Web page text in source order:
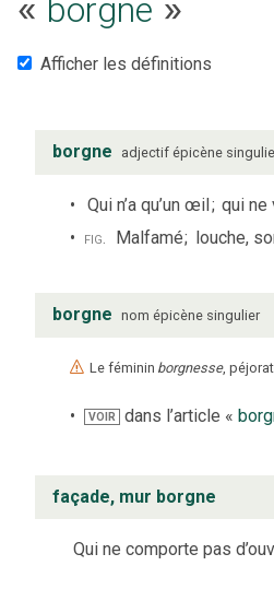
« borgne »
Afficher les définitions
borgne adjectif épicène
Qui n’a qu’un œil; qui ne
fig. Malfamé; louche,
borgne nom épicène singulier
Le féminin borgnesse,
VOIR dans l’article «
façade, mur borgne
Qui ne comporte pas